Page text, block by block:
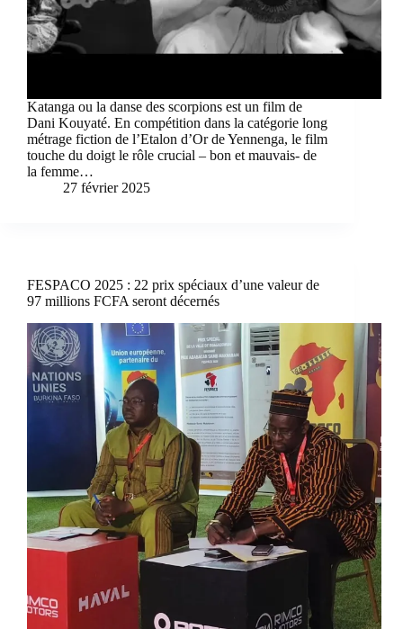
Katanga ou la danse des scorpions est un film de
Dani Kouyaté. En compétition dans la catégorie long
métrage fiction de l’Etalon d’Or de Yennenga, le film
touche du doigt le rôle crucial – bon et mauvais- de
la femme…
27 février 2025
FESPACO 2025 : 22 prix spéciaux d’une valeur de
97 millions FCFA seront décernés